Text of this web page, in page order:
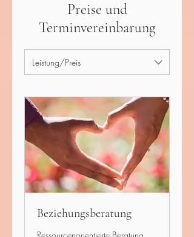
Preise und
Terminvereinbarung
Leistung/Preis
Beziehungsberatung